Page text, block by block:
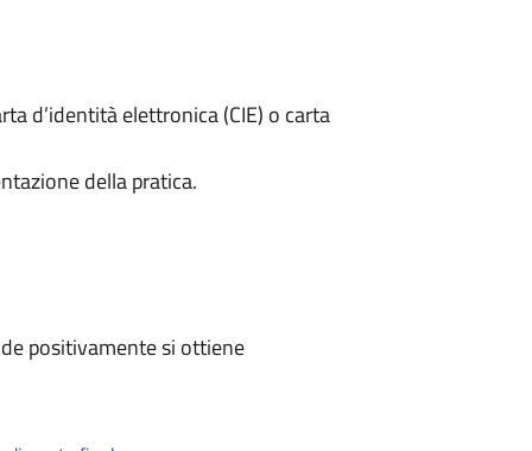
d’identità elettronica (CIE) o carta
della pratica.
positivamente si ottiene